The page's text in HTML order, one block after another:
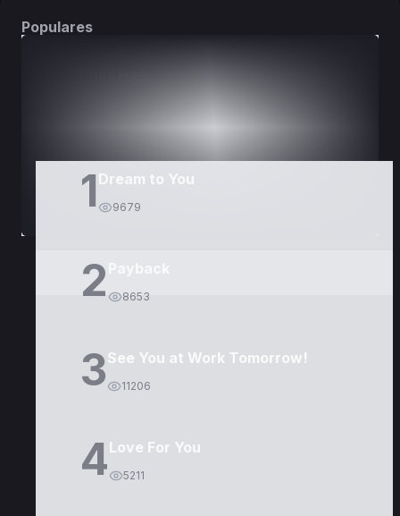
Populares
1 Dream to You
9679
2 8653
3See You at Work Tomorrow!
11206
4Love For You
5211